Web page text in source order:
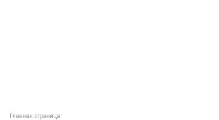
Главная страница